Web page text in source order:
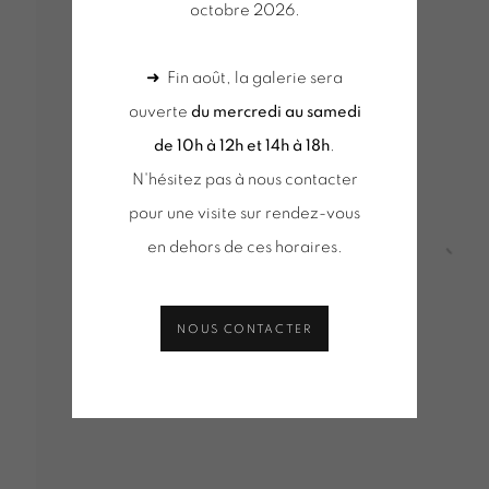
VUES D'INSTALLATION SÉLECTION D'OEUVRES
octobre 2026.
➜ Fin août, la galerie sera
ouverte du mercredi au samedi
de 10h à 12h et 14h à 18h.
N'hésitez pas à nous contacter
pour une visite sur rendez-vous
en dehors de ces horaires.
NOUS CONTACTER